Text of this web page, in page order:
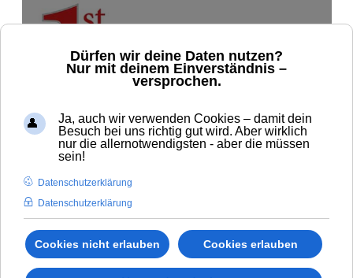
+49.8781.2034.048 post-office@firstclass-travellers.eu
Romantische Hotels